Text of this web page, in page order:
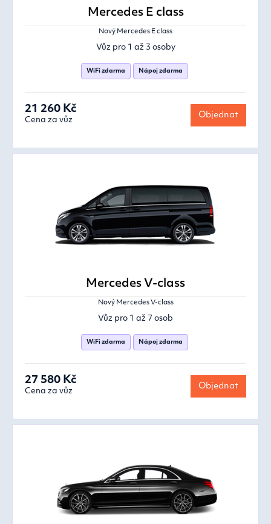
Mercedes E class
Nový Mercedes E class
Vůz pro 1 až 3 osoby
WiFi zdarma Nápoj zdarma
21 260 Kč
Cena za vůz
Objednat
Mercedes V-class
Nový Mercedes V-class
Vůz pro 1 až 7 osob
WiFi zdarma Nápoj zdarma
27 580 Kč
Cena za vůz
Objednat